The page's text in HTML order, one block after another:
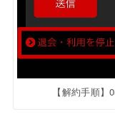
【解約手順